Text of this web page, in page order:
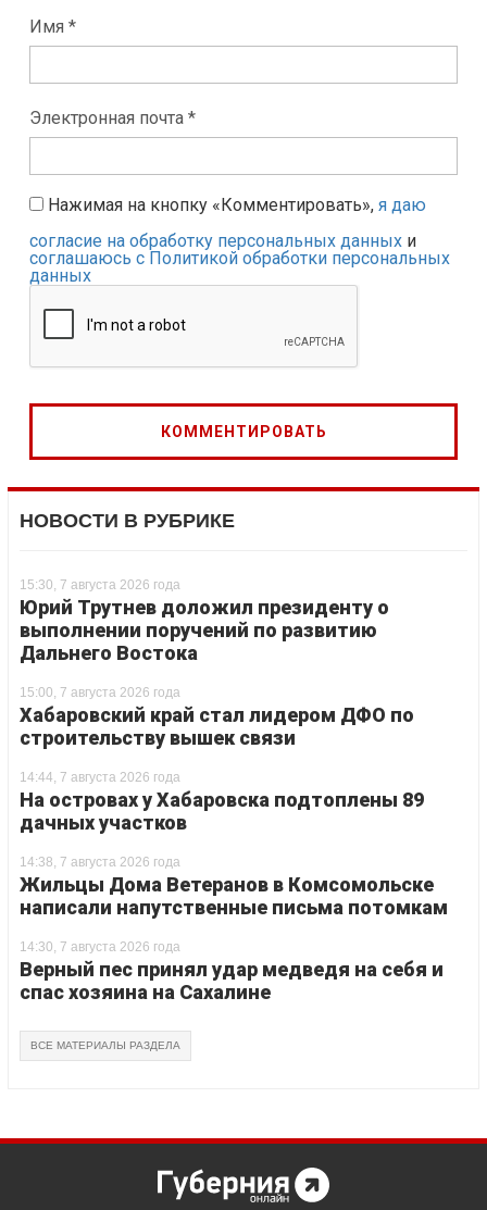
Имя *
Электронная почта *
Нажимая на кнопку «Комментировать», я даю
согласие на обработку персональных данных и
соглашаюсь с Политикой обработки персональных
данных
НОВОСТИ В РУБРИКЕ
15:30, 7 августа 2026 года
Юрий Трутнев доложил президенту о
выполнении поручений по развитию
Дальнего Востока
15:00, 7 августа 2026 года
Хабаровский край стал лидером ДФО по
строительству вышек связи
14:44, 7 августа 2026 года
На островах у Хабаровска подтоплены 89
дачных участков
14:38, 7 августа 2026 года
Жильцы Дома Ветеранов в Комсомольске
написали напутственные письма потомкам
14:30, 7 августа 2026 года
Верный пес принял удар медведя на себя и
спас хозяина на Сахалине
ВСЕ МАТЕРИАЛЫ РАЗДЕЛА